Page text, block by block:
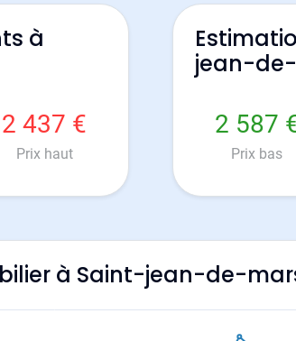
à
2 437 €
Prix haut
jean-
2 587
Prix bas
à Saint-jean-de-